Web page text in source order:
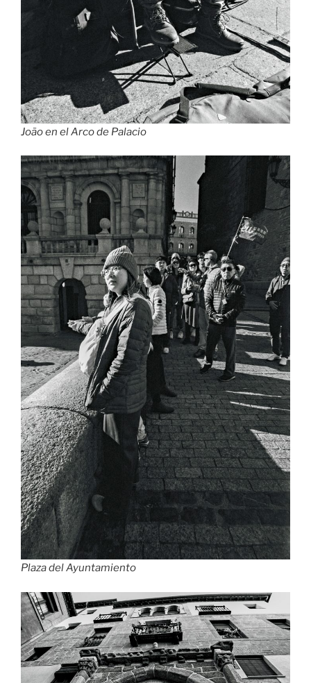
João en el Arco de Palacio
Plaza del Ayuntamiento